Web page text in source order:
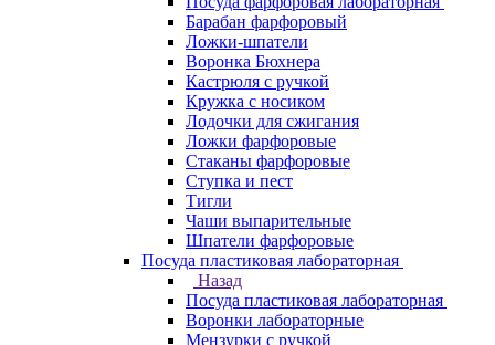
Барабан фарфоровый
Ложки-шпатели
Воронка Бюхнера
Кастрюля с ручкой
Кружка с носиком
Лодочки для сжигания
Ложки фарфоровые
Стаканы фарфоровые
Ступка и пест
Тигли
Чаши выпарительные
Шпатели фарфоровые
Посуда пластиковая лабораторная
Назад
Посуда пластиковая лабораторная
Воронки лабораторные
Мензурки с ручкой